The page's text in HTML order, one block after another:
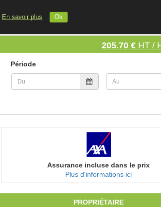
INSCRIVEZ VOTRE MATERIEL
En savoir plus Ok
205.70 € HT /
Période
Assurance incluse dans le prix
Plus d'informations ici
PROPRIÉTAIRE